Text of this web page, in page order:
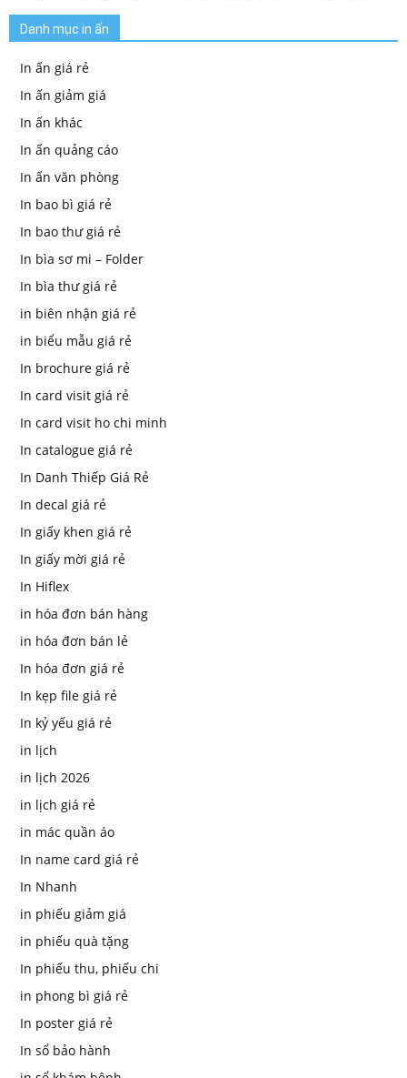
Danh mục in ấn
In ấn giá rẻ
In ấn giảm giá
In ấn khác
In ấn quảng cáo
In ấn văn phòng
In bao bì giá rẻ
In bao thư giá rẻ
In bìa sơ mi – Folder
In bìa thư giá rẻ
in biên nhận giá rẻ
in biểu mẫu giá rẻ
In brochure giá rẻ
In card visit giá rẻ
In card visit ho chi minh
In catalogue giá rẻ
In Danh Thiếp Giá Rẻ
In decal giá rẻ
In giấy khen giá rẻ
In giấy mời giá rẻ
In Hiflex
in hóa đơn bán hàng
in hóa đơn bán lẻ
In hóa đơn giá rẻ
In kẹp file giá rẻ
In kỷ yếu giá rẻ
in lịch
in lịch 2026
in lịch giá rẻ
in mác quần áo
In name card giá rẻ
In Nhanh
in phiếu giảm giá
in phiếu quà tặng
In phiếu thu, phiếu chi
in phong bì giá rẻ
In poster giá rẻ
In sổ bảo hành